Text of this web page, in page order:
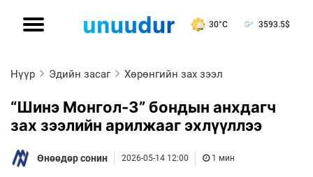
30°C 3593.5$
Нүүр Эдийн засаг Хөрөнгийн зах зээл
“Шинэ Монгол-3” бондын анхдагч
зах зээлийн арилжааг эхлүүллээ
Өнөөдөр сонин 2026-05-14 12:00 1 мин